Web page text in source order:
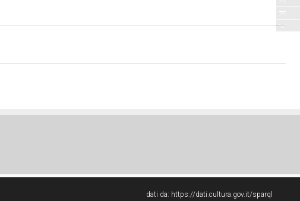
dati da: https://dati.cultura.gov.it/sparql